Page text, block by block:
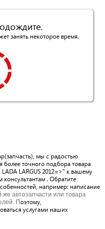
занять некоторое время.
мы с радостью
более точного подбора товара
LARGUS 2012=>" к вашему
. Обратите
например: написание
же автозапчасти или товара
Поэтому,
услугами наших